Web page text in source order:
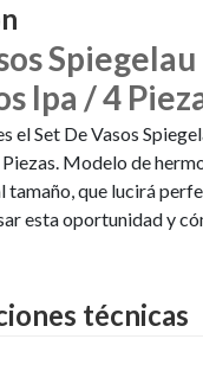
Spiegelau
Ipa / 4
el Set De Vasos
Modelo de
tamaño, que lucirá
esta oportunidad y
técnicas